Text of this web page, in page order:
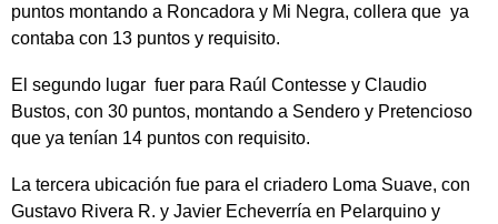
puntos montando a Roncadora y Mi Negra, collera que ya
contaba con 13 puntos y requisito.
El segundo lugar fuer para Raúl Contesse y Claudio
Bustos, con 30 puntos, montando a Sendero y Pretencioso
que ya tenían 14 puntos con requisito.
La tercera ubicación fue para el criadero Loma Suave, con
Gustavo Rivera R. y Javier Echeverría en Pelarquino y